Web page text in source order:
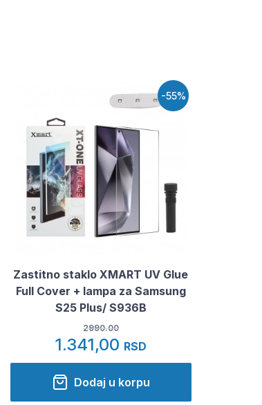
-55%
Zastitno staklo XMART UV Glue
Full Cover + lampa za Samsung
S25 Plus/ S936B
2990.00
1.341,00 RSD
Dodaj u korpu